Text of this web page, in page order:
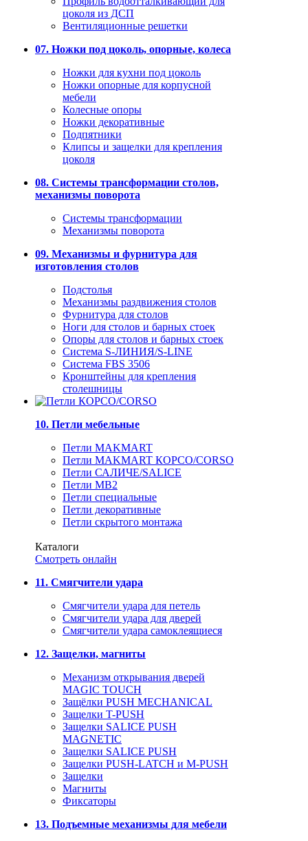
цоколя из ДСП
Вентиляционные решетки
07. Ножки под цоколь, опорные, колеса
Ножки для кухни под цоколь
Ножки опорные для корпусной
мебели
Колесные опоры
Ножки декоративные
Подпятники
Клипсы и защелки для крепления
цоколя
08. Системы трансформации столов,
механизмы поворота
Системы трансформации
Механизмы поворота
09. Механизмы и фурнитура для
изготовления столов
Подстолья
Механизмы раздвижения столов
Фурнитура для столов
Ноги для столов и барных стоек
Опоры для столов и барных стоек
Система S-ЛИНИЯ/S-LINE
Система FBS 3506
Кронштейны для крепления
столешницы
10. Петли мебельные
Петли MAKMART
Петли MAKMART КОРСО/CORSO
Петли САЛИЧЕ/SALICE
Петли MB2
Петли специальные
Петли декоративные
Петли скрытого монтажа
Каталоги
Смотреть онлайн
11. Смягчители удара
Смягчители удара для петель
Смягчители удара для дверей
Cмягчители удара самоклеящиеся
12. Защелки, магниты
Механизм открывания дверей
MAGIC TOUCH
Защёлки PUSH MECHANICAL
Защелки T-PUSH
Защелки SALICE PUSH
MAGNETIC
Защелки SALICE PUSH
Защелки PUSH-LATCH и M-PUSH
Защелки
Магниты
Фиксаторы
13. Подъемные механизмы для мебели